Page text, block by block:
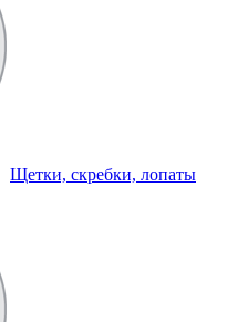
Щетки, скребки, лопаты